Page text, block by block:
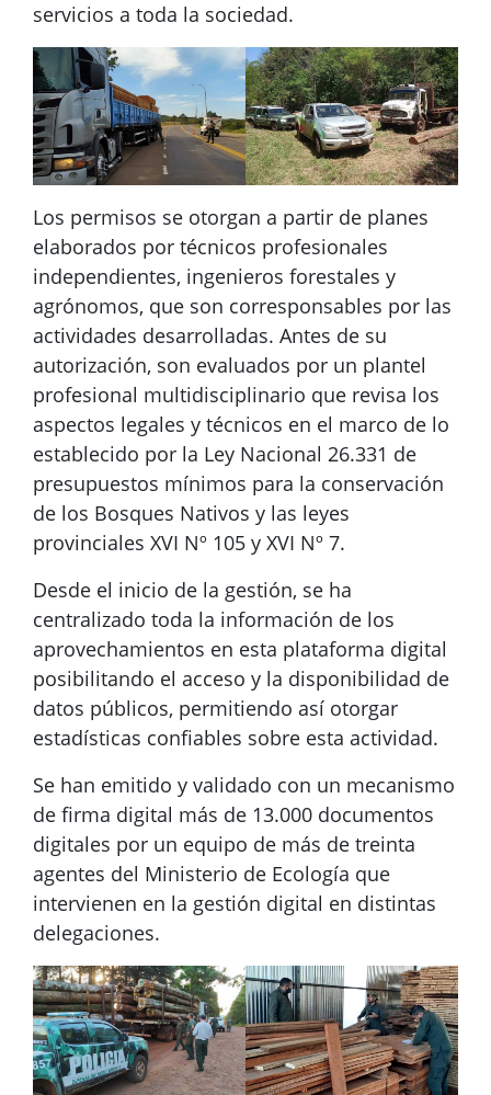
servicios a toda la sociedad.
Los permisos se otorgan a partir de planes
elaborados por técnicos profesionales
independientes, ingenieros forestales y
agrónomos, que son corresponsables por las
actividades desarrolladas. Antes de su
autorización, son evaluados por un plantel
profesional multidisciplinario que revisa los
aspectos legales y técnicos en el marco de lo
establecido por la Ley Nacional 26.331 de
presupuestos mínimos para la conservación
de los Bosques Nativos y las leyes
provinciales XVI Nº 105 y XVI Nº 7.
Desde el inicio de la gestión, se ha
centralizado toda la información de los
aprovechamientos en esta plataforma digital
posibilitando el acceso y la disponibilidad de
datos públicos, permitiendo así otorgar
estadísticas confiables sobre esta actividad.
Se han emitido y validado con un mecanismo
de firma digital más de 13.000 documentos
digitales por un equipo de más de treinta
agentes del Ministerio de Ecología que
intervienen en la gestión digital en distintas
delegaciones.